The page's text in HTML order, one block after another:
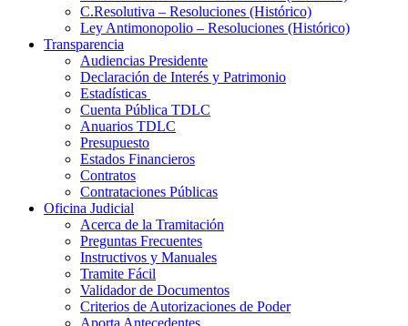
C.Resolutiva – Resoluciones (Histórico)
Ley Antimonopolio – Resoluciones (Histórico)
Transparencia
Audiencias Presidente
Declaración de Interés y Patrimonio
Estadísticas
Cuenta Pública TDLC
Anuarios TDLC
Presupuesto
Estados Financieros
Contratos
Contrataciones Públicas
Oficina Judicial
Acerca de la Tramitación
Preguntas Frecuentes
Instructivos y Manuales
Tramite Fácil
Validador de Documentos
Criterios de Autorizaciones de Poder
Aporta Antecedentes